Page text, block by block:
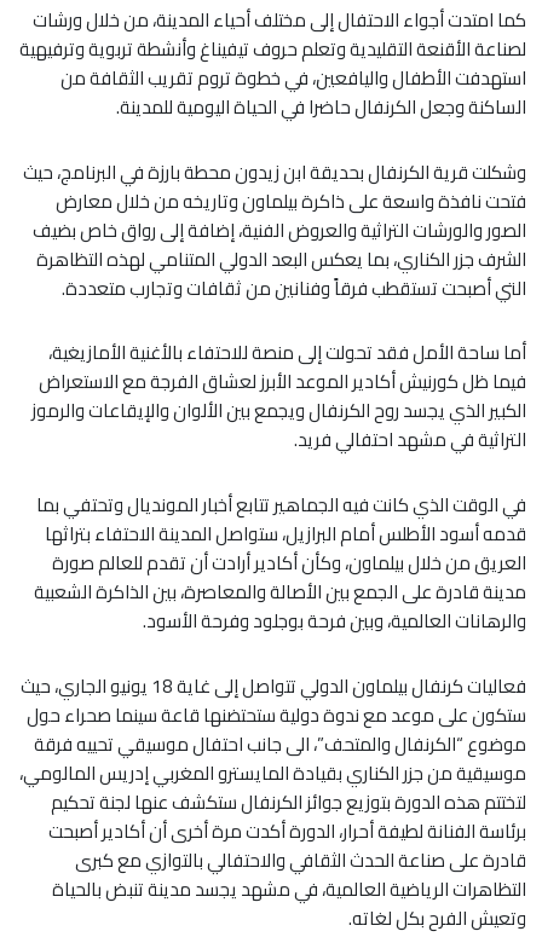
كما امتدت أجواء الاحتفال إلى مختلف أحياء المدينة، من خلال ورشات
لصناعة الأقنعة التقليدية وتعلم حروف تيفيناغ وأنشطة تربوية وترفيهية
استهدفت الأطفال واليافعين، في خطوة تروم تقريب الثقافة من
الساكنة وجعل الكرنفال حاضرا في الحياة اليومية للمدينة.
وشكلت قرية الكرنفال بحديقة ابن زيدون محطة بارزة في البرنامج، حيث
فتحت نافذة واسعة على ذاكرة بيلماون وتاريخه من خلال معارض
الصور والورشات التراثية والعروض الفنية، إضافة إلى رواق خاص بضيف
الشرف جزر الكناري، بما يعكس البعد الدولي المتنامي لهذه التظاهرة
التي أصبحت تستقطب فرقاً وفنانين من ثقافات وتجارب متعددة.
أما ساحة الأمل فقد تحولت إلى منصة للاحتفاء بالأغنية الأمازيغية،
فيما ظل كورنيش أكادير الموعد الأبرز لعشاق الفرجة مع الاستعراض
الكبير الذي يجسد روح الكرنفال ويجمع بين الألوان والإيقاعات والرموز
التراثية في مشهد احتفالي فريد.
في الوقت الذي كانت فيه الجماهير تتابع أخبار المونديال وتحتفي بما
قدمه أسود الأطلس أمام البرازيل، ستواصل المدينة الاحتفاء بتراثها
العريق من خلال بيلماون، وكأن أكادير أرادت أن تقدم للعالم صورة
مدينة قادرة على الجمع بين الأصالة والمعاصرة، بين الذاكرة الشعبية
والرهانات العالمية، وبين فرحة بوجلود وفرحة الأسود.
فعاليات كرنفال بيلماون الدولي تتواصل إلى غاية 18 يونيو الجاري، حيث
ستكون على موعد مع ندوة دولية ستحتضنها قاعة سينما صحراء حول
موضوع “الكرنفال والمتحف”، الى جانب احتفال موسيقي تحييه فرقة
موسيقية من جزر الكناري بقيادة المايسترو المغربي إدريس المالومي،
لتختتم هذه الدورة بتوزيع جوائز الكرنفال ستكشف عنها لجنة تحكيم
برئاسة الفنانة لطيفة أحرار، الدورة أكدت مرة أخرى أن أكادير أصبحت
قادرة على صناعة الحدث الثقافي والاحتفالي بالتوازي مع كبرى
التظاهرات الرياضية العالمية، في مشهد يجسد مدينة تنبض بالحياة
وتعيش الفرح بكل لغاته.